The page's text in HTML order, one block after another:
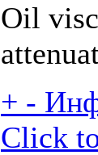
Oil
+ -
Click